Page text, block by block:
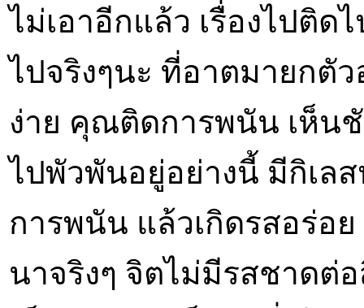
ไม่เอาอีกแล้ว เรื่องไปติด
ไปจริงๆนะ ที่อาตมายกตั
ง่าย คุณติดการพนัน เห็น
ไปพัวพันอยู่อย่างนี้ มีกิเล
การพนัน แล้วเกิดรสอร่อ
นาจริงๆ จิตไม่มีรสชาดต่